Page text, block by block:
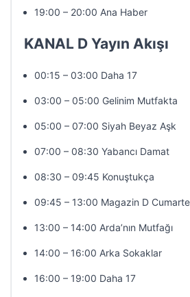
19:00 – 20:00 Ana Haber
KANAL D Yayın Akışı
00:15 – 03:00 Daha 17
03:00 – 05:00 Gelinim Mutfakta
05:00 – 07:00 Siyah Beyaz Aşk
07:00 – 08:30 Yabancı Damat
08:30 – 09:45 Konuştukça
09:45 – 13:00 Magazin D
13:00 – 14:00 Arda’nın Mutfağı
14:00 – 16:00 Arka Sokaklar
16:00 – 19:00 Daha 17